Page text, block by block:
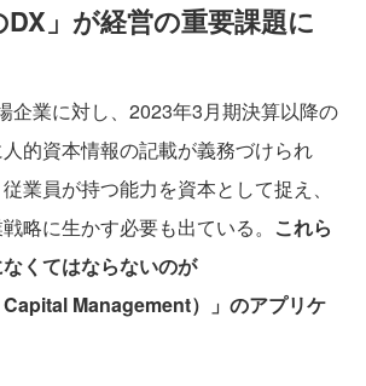
DX」が経営の重要課題に
企業に対し、2023年3月期決算以降の
的資本情報の記載が義務づけられ
業員が持つ能力を資本として捉え、
略に生かす必要も出ている。 これら
くてはならないのが
Capital Management）」のアプリケ